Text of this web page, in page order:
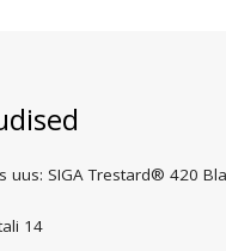
uus: SIGA Trestard® 420
14